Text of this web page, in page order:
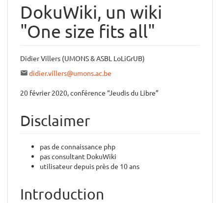
DokuWiki, un wiki
"One size fits all"
Didier Villers (UMONS & ASBL LoLiGrUB)
didier.villers@umons.ac.be
20 février 2020, conférence “Jeudis du Libre”
Disclaimer
pas de connaissance php
pas consultant DokuWiki
utilisateur depuis près de 10 ans
Introduction